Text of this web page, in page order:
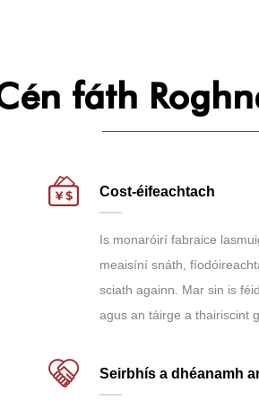
fáth
Cost-éifeachtach
Is monaróirí fabraice
meaisíní snáth,
sciath againn. Mar sin is
agus an táirge a thairiscint
Seirbhís a dhéanamh